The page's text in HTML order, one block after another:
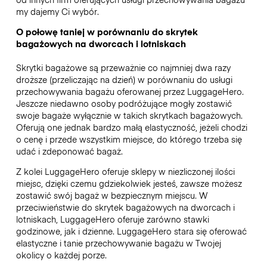
my dajemy Ci wybór.
O połowę taniej w porównaniu do skrytek
bagażowych na dworcach i lotniskach
Skrytki bagażowe są przeważnie co najmniej dwa razy
droższe (przeliczając na dzień) w porównaniu do usługi
przechowywania bagażu oferowanej przez LuggageHero.
Jeszcze niedawno osoby podróżujące mogły zostawić
swoje bagaże wyłącznie w takich skrytkach bagażowych.
Oferują one jednak bardzo małą elastyczność, jeżeli chodzi
o cenę i przede wszystkim miejsce, do którego trzeba się
udać i zdeponować bagaż.
Z kolei LuggageHero oferuje sklepy w niezliczonej ilości
miejsc, dzięki czemu gdziekolwiek jesteś, zawsze możesz
zostawić swój bagaż w bezpiecznym miejscu. W
przeciwieństwie do skrytek bagażowych na dworcach i
lotniskach, LuggageHero oferuje zarówno stawki
godzinowe, jak i dzienne. LuggageHero stara się oferować
elastyczne i tanie przechowywanie bagażu w Twojej
okolicy o każdej porze.